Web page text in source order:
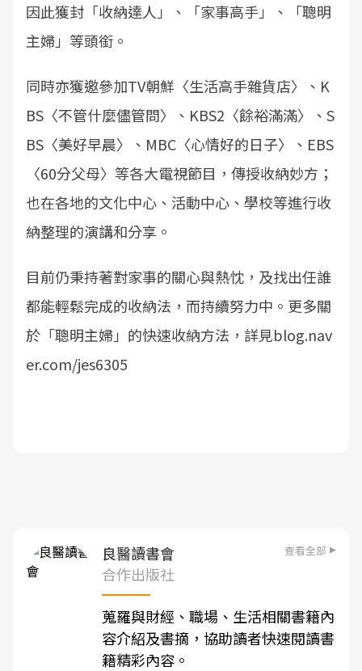
因此獲封「收納達人」、「家事高手」、「聰明
主婦」等頭銜。
同時亦獲邀參加TV朝鮮〈生活高手雜貨店〉、K
BS〈不管什麼儘管問〉、KBS2〈餘裕滿滿〉、S
BS〈美好早晨〉、MBC〈心情好的日子〉、EBS
〈60分父母〉等各大電視節目，傳授收納妙方；
也在各地的文化中心、活動中心、學校等進行收
納整理的演講和分享。
目前仍秉持著對家事的關心與熱忱，及找出任誰
都能輕鬆完成的收納法，而持續努力中。更多關
於「聰明主婦」的快速收納方法，詳見blog.nav
er.com/jes6305
良醫讀書會 查看全部
合作出版社
蒐羅與財經、職場、生活相關書籍內
容介紹及書摘，協助讀者快速閱讀書
籍精彩內容。